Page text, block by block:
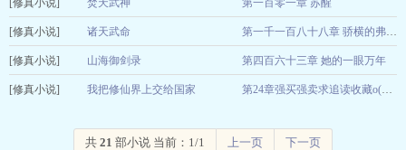
圣开局召唤大雪
龙骑
朝天官
[修真小说] 焚天武神 第一百零一章 苏醒
五月朝露 12-22
[修真小说] 诸天武命 第一千一百八十八章 骄横的弗利萨
我叫排云掌 12-22
[修真小说] 山海御剑录 第四百六十三章 她的一眼万年
胡小苏 12-22
[修真小说] 我把修仙界上交给国家 第24章强买强卖求追读收藏o(╥﹏╥)o
共 21 部小说 当前：1/1 上一页 下一页